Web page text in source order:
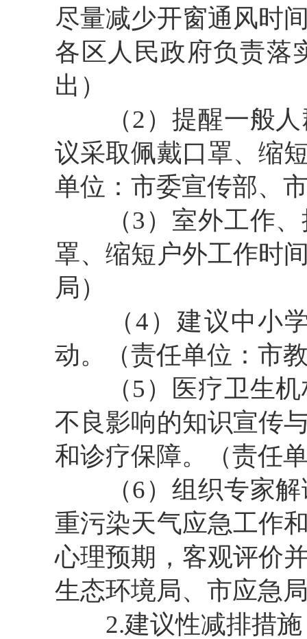
尽量减少开窗通风时
各区人民政府负责落
出）
（2）提醒一般人
议采取佩戴口罩、缩
单位：市委宣传部、
（3）室外工作、
罩、缩短户外工作时
局）
（4）建议中小学
动。（责任单位：市
（5）医疗卫生机
不良影响的知识宣传
和诊疗保障。（责任
（6）组织专家解
重污染天气应急工作
心理预期，客观评价
生态环境局、市应急
2.建议性减排措施